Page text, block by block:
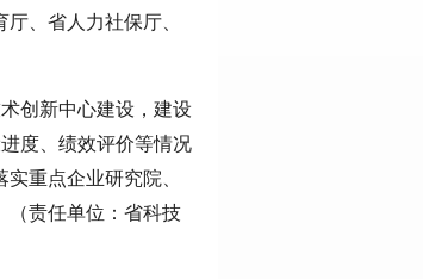
、省人力社保厅、
创新中心建设，建设
度、绩效评价等情况
重点企业研究院、
（责任单位：省科技